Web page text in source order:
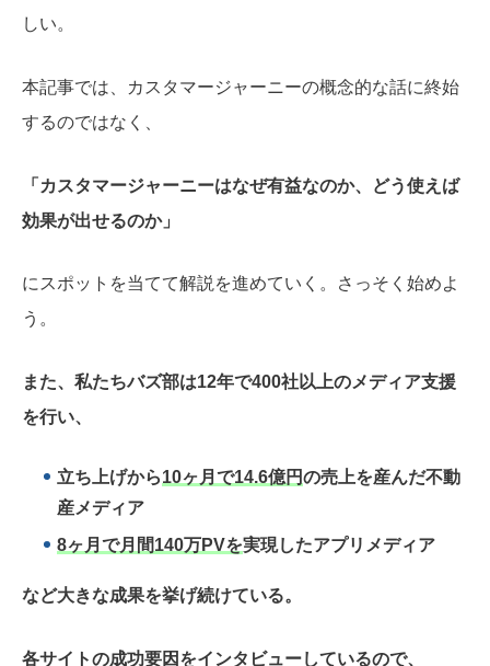
しい。
本記事では、カスタマージャーニーの概念的な話に終始
するのではなく、
「カスタマージャーニーはなぜ有益なのか、どう使えば
効果が出せるのか」
にスポットを当てて解説を進めていく。さっそく始めよ
う。
また、私たちバズ部は12年で400社以上のメディア支援
を行い、
立ち上げから10ヶ月で14.6億円の売上を産んだ不動
産メディア
8ヶ月で月間140万PVを実現したアプリメディア
など大きな成果を挙げ続けている。
各サイトの成功要因をインタビューしているので、